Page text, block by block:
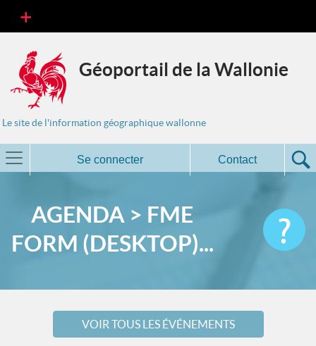
Géoportail de la Wallonie
Le site de l'information géographique wallonne
Se connecter Contact
AGENDA > FME
FORM (DESKTOP)...
VOIR TOUS LES ÉVÉNEMENTS